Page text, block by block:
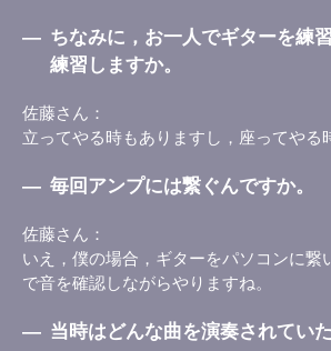
― ちなみに，お一人でギターを練
練習しますか。
佐藤さん
立ってやる時もありますし，座ってやる
― 毎回アンプには繋ぐんですか。
佐藤さん
いえ，僕の場合，ギターをパソコンに繋
で音を確認しながらやりますね。
― 当時はどんな曲を演奏されてい